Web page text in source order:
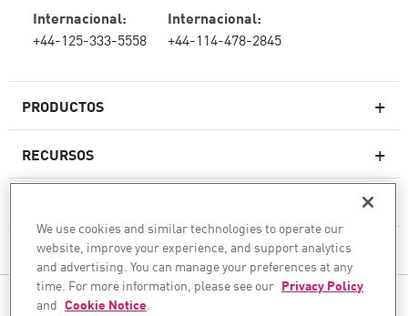
PRODUCTOS
Firewall de última generación
Seguridad de Red en la Nube
WAF
RECURSOS
LA EMPRESA
Internacional:
+44-125-333-5558
Internacional:
+44-114-478-2845
SÍGANOS
We use cookies and similar technologies to operate our
website, improve your experience, and support analytics
and advertising. You can manage your preferences at any
time. For more information, please see our Privacy Policy
and Cookie Notice.